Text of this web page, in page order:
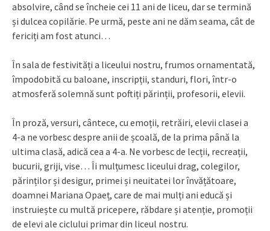
absolvire, când se încheie cei 11 ani de liceu, dar se termină
și dulcea copilărie. Pe urmă, peste ani ne dăm seama, cât de
fericiți am fost atunci…
În sala de festivități a liceului nostru, frumos ornamentată,
împodobită cu baloane, inscripții, standuri, flori, într-o
atmosferă solemnă sunt poftiți părinții, profesorii, elevii.
În proză, versuri, cântece, cu emoții, retrăiri, elevii clasei a
4-a ne vorbesc despre anii de școală, de la prima până la
ultima clasă, adică cea a 4-a. Ne vorbesc de lecții, recreații,
bucurii, griji, vise… Îi mulțumesc liceului drag, colegilor,
părinților și desigur, primei și neuitatei lor învățătoare,
doamnei Mariana Opaeț, care de mai mulți ani educă și
instruiește cu multă pricepere, răbdare și atenție, promoții
de elevi ale ciclului primar din liceul nostru.